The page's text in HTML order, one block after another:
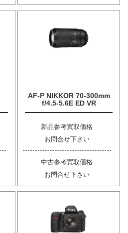
AF-P NIKKOR 70-300mm
f/4.5-5.6E ED VR
新品参考買取価格
お問合せ下さい
中古参考買取価格
お問合せ下さい